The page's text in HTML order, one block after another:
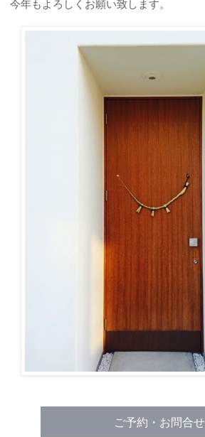
今年もよろしくお願い致します。
ご予約・お問合せ